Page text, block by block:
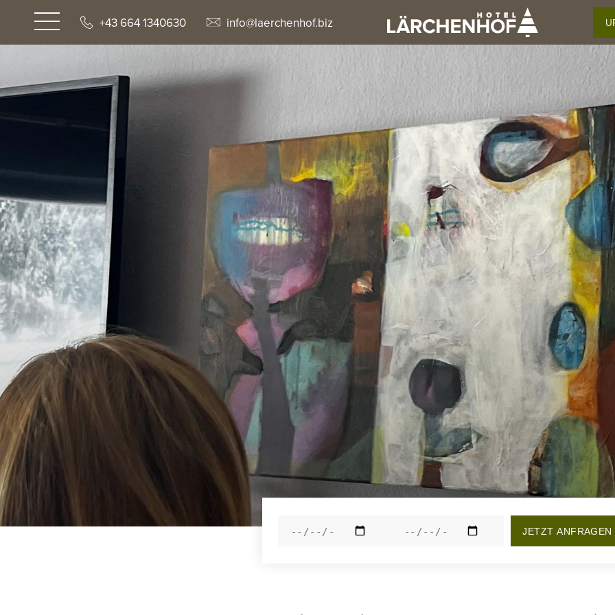
+43 664 1340630 info@laerchenhof.biz